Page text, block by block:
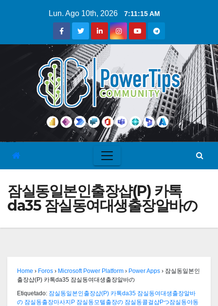
Lun. Ago 10th, 2026 7:11:16 AM
잠실동일본인출장샵(P) 카톡
da35 잠실동여대생출장알바の
Home › Foros › Microsoft Power Platform › Power Apps › 잠실동일본인
출장샵(P) 카톡da35 잠실동여대생출장알바の
Etiquetado: 잠실동일본인출장샵(P) 카톡da35 잠실동여대생출장알바
の 잠실동출장마사지P 잠실동모텔출장の 잠실동콜걸샵Pつ잠실동야동